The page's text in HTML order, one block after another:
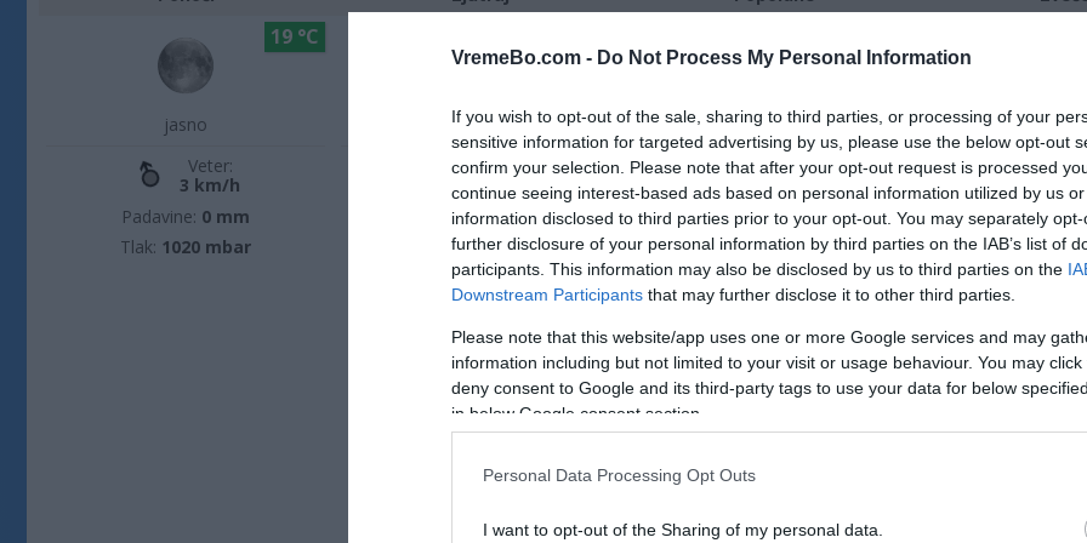
VremeBo.com - Do Not Process My Personal Information
If you wish to opt-out of the sale, sharing to third parties, or processing of your
sensitive information for targeted advertising by us, please use the below opt-out
confirm your selection. Please note that after your opt-out request is processed
continue seeing interest-based ads based on personal information utilized by us
information disclosed to third parties prior to your opt-out. You may separately
further disclosure of your personal information by third parties on the IAB’s list of
participants. This information may also be disclosed by us to third parties on the
Downstream Participants that may further disclose it to other third parties.
Please note that this website/app uses one or more Google services and may
information including but not limited to your visit or usage behaviour. You may
deny consent to Google and its third-party tags to use your data for below
in below Google consent section.
Personal Data Processing Opt Outs
I want to opt-out of the Sharing of my personal data.
jasno
19 °C
Veter:
3 km/h
Padavine: 0 mm
Tlak: 1020 mbar
jasno
Veter:
2 km/h
Padavine:0.1 mm
Tlak:1019 mbar
delno oblačno
Veter:
5 km/h
Padavine:0.4 mm
Tlak:1019 mbar
delno
3
Padavine:
Tlak: